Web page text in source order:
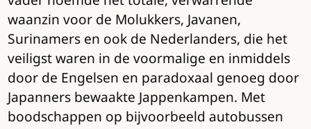
waanzin voor de Molukkers, Javanen,
Surinamers en ook de Nederlanders, die het
veiligst waren in de voormalige en inmiddels
door de Engelsen en paradoxaal genoeg door
Japanners bewaakte Jappenkampen. Met
boodschappen op bijvoorbeeld autobussen